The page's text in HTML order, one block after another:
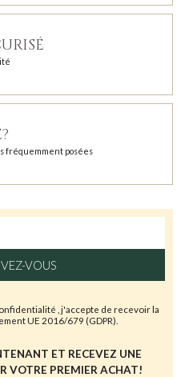
fréquemment posées
VOUS
, j'accepte de recevoir la
UE 2016/679 (GDPR).
ET RECEVEZ UNE
VOTRE PREMIER ACHAT!